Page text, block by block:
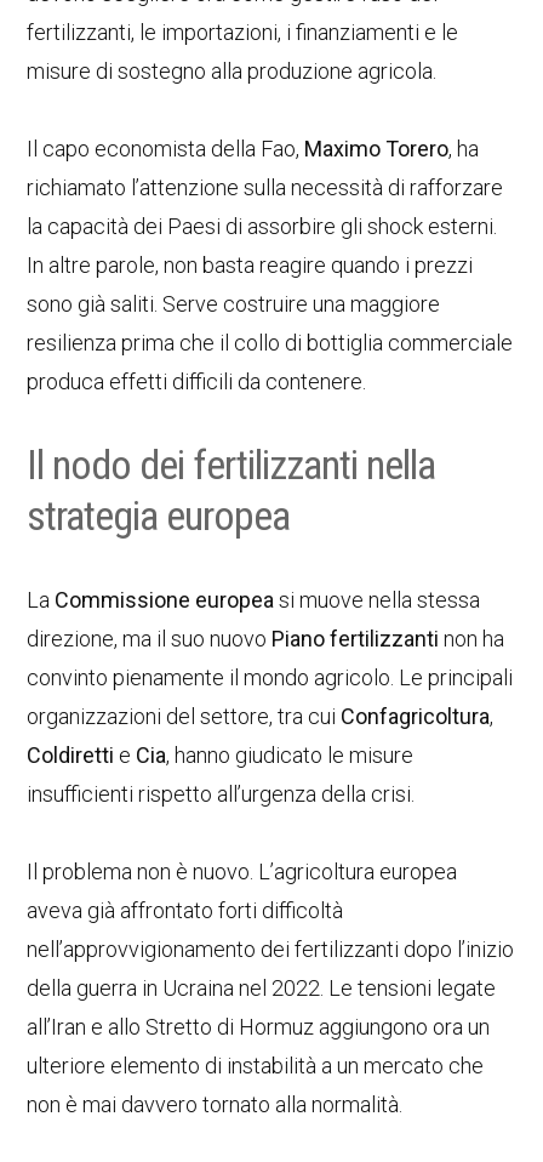
fertilizzanti, le importazioni, i finanziamenti e le
misure di sostegno alla produzione agricola.
Il capo economista della Fao, Maximo Torero, ha
richiamato l’attenzione sulla necessità di rafforzare
la capacità dei Paesi di assorbire gli shock esterni.
In altre parole, non basta reagire quando i prezzi
sono già saliti. Serve costruire una maggiore
resilienza prima che il collo di bottiglia commerciale
produca effetti difficili da contenere.
Il nodo dei fertilizzanti nella
strategia europea
La Commissione europea si muove nella stessa
direzione, ma il suo nuovo Piano fertilizzanti non ha
convinto pienamente il mondo agricolo. Le principali
organizzazioni del settore, tra cui Confagricoltura,
Coldiretti e Cia, hanno giudicato le misure
insufficienti rispetto all’urgenza della crisi.
Il problema non è nuovo. L’agricoltura europea
aveva già affrontato forti difficoltà
nell’approvvigionamento dei fertilizzanti dopo l’inizio
della guerra in Ucraina nel 2022. Le tensioni legate
all’Iran e allo Stretto di Hormuz aggiungono ora un
ulteriore elemento di instabilità a un mercato che
non è mai davvero tornato alla normalità.